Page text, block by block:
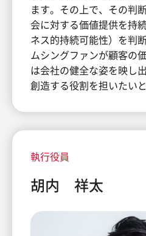
ます。その上で、その判
会に対する価値提供を持
ネス的持続可能性）を判
ムシングファンが顧客の
は会社の健全な姿を映し
創造する役割を担いたい
執行役員
胡内 祥太